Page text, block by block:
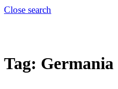
Close search
Tag: Germania